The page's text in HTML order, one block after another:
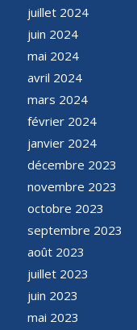
juillet 2024
juin 2024
mai 2024
avril 2024
mars 2024
février 2024
janvier 2024
décembre 2023
novembre 2023
octobre 2023
septembre 2023
août 2023
juillet 2023
juin 2023
mai 2023